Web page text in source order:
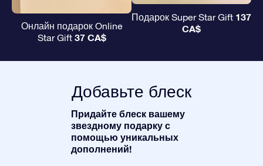
Онлайн подарок Online
Star Gift 37 CA$
Подарок Super Star Gift 137
CA$
Добавьте блеск
Придайте блеск вашему
звездному подарку с
помощью уникальных
дополнений!